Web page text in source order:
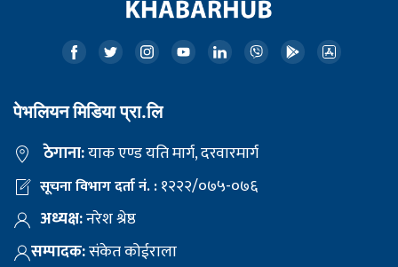
पेभलियन मिडिया प्रा.लि
ठेगाना:याक एण्ड यति मार्ग, दरवारमार्ग
सूचना विभाग दर्ता नं. :१२२२/०७५-०७६
अध्यक्ष:नरेश श्रेष्ठ
सम्पादक:संकेत कोईराला